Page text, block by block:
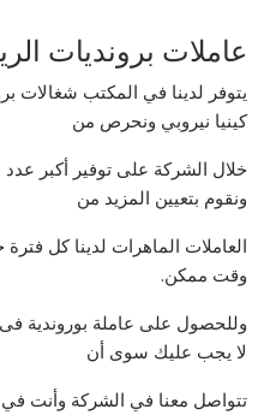
عاملات برونديات
يتوفر لدينا في المكتب شغالات
كينيا نيروبي ونحرص من
خلال الشركة على توفير أكبر عدد
ونقوم بتعيين المزيد من
العاملات الماهرات لدينا كل فترة
وقت ممكن.
وللحصول على عاملة بوروندية فى
لا يجب عليك سوى أن
تتواصل معنا في الشركة وأنت في